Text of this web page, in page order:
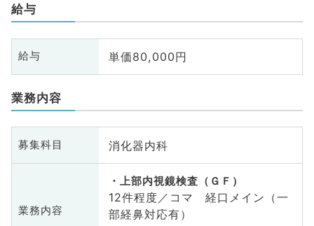
給与
給与 単価80,000円
業務内容
募集科目 消化器内科
業務内容
上部内視鏡検査（ＧＦ）
12件程度／コマ 経口メイン（一
部経鼻対応有）